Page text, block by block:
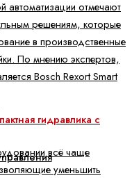
отмечают
решениям, которые
в производственные
По мнению экспертов,
Bosch Rexort Smart
гидравлика с
всё чаще
уменьшить